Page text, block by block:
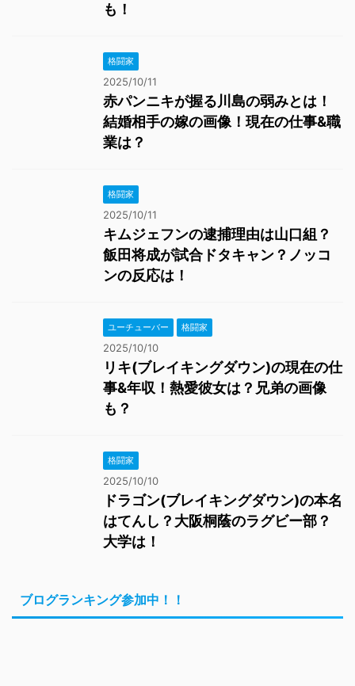
も！
格闘家
2025/10/11
赤パンニキが握る川島の弱みとは！
結婚相手の嫁の画像！現在の仕事&職
業は？
格闘家
2025/10/11
キムジェフンの逮捕理由は山口組？
飯田将成が試合ドタキャン？ノッコ
ンの反応は！
ユーチューバー 格闘家
2025/10/10
リキ(ブレイキングダウン)の現在の仕
事&年収！熱愛彼女は？兄弟の画像
も？
格闘家
2025/10/10
ドラゴン(ブレイキングダウン)の本名
はてんし？大阪桐蔭のラグビー部？
大学は！
ブログランキング参加中！！